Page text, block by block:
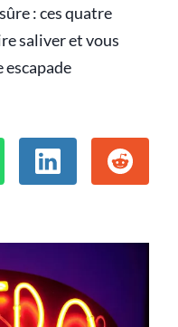
: ces quatre
saliver et vous
escapade